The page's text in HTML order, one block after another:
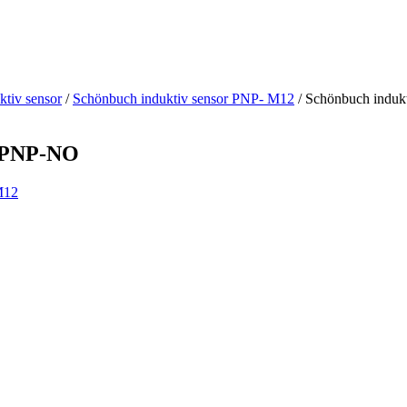
sensor/ Schönbuch induktiv sensor PNP- M12 / Schönbuch
NO